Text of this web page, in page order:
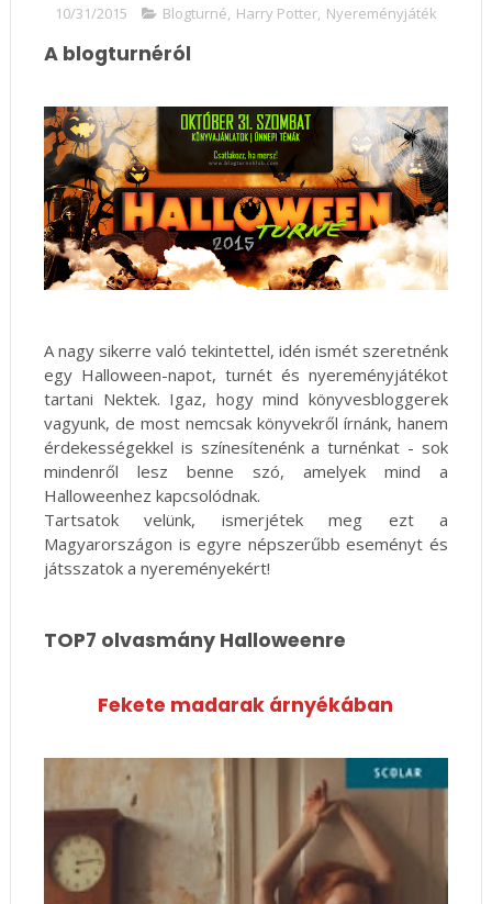
10/31/2015 Blogturné, Harry Potter, Nyereményjáték
A blogturnéról
A nagy sikerre való tekintettel, idén ismét szeretnénk
egy Halloween-napot, turnét és nyereményjátékot
tartani Nektek. Igaz, hogy mind könyvesbloggerek
vagyunk, de most nemcsak könyvekről írnánk, hanem
érdekességekkel is színesítenénk a turnénkat - sok
mindenről lesz benne szó, amelyek mind a
Halloweenhez kapcsolódnak.
Tartsatok velünk, ismerjétek meg ezt a
Magyarországon is egyre népszerűbb eseményt és
játsszatok a nyereményekért!
TOP7 olvasmány Halloweenre
Fekete madarak árnyékában